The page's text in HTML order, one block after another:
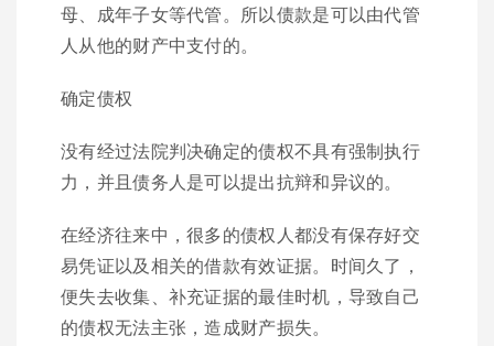
母、成年子女等代管。所以债款是可以由代管
人从他的财产中支付的。
确定债权
没有经过法院判决确定的债权不具有强制执行
力，并且债务人是可以提出抗辩和异议的。
在经济往来中，很多的债权人都没有保存好交
易凭证以及相关的借款有效证据。时间久了，
便失去收集、补充证据的最佳时机，导致自己
的债权无法主张，造成财产损失。